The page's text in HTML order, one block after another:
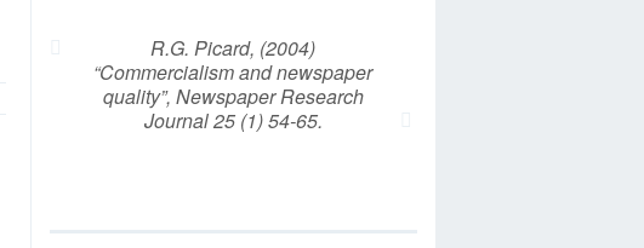
R.G. Picard, (2004)
“Commercialism and newspaper
quality”, Newspaper Research
Journal 25 (1) 54-65.